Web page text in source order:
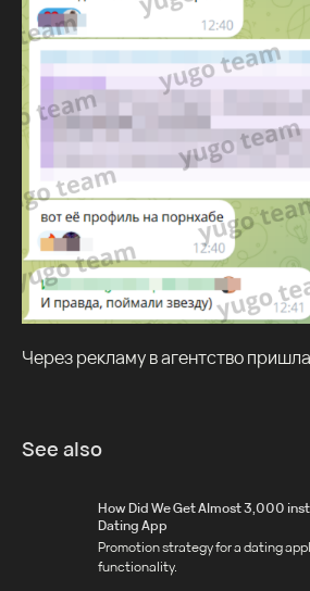
Через рекламу в агентство
See also
How Did We Get Almost 3,000
Dating App
Promotion strategy for a dating
functionality.